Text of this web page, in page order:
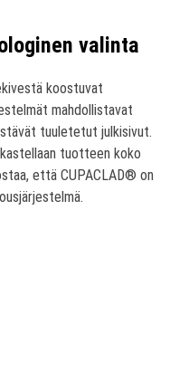
valinta
koostuvat
mahdollistavat
tuuletetut julkisivut.
tuotteen koko
että CUPACLAD® on